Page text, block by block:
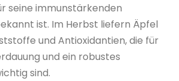
seine immunstärkenden
ist. Im Herbst liefern Äpfel
und Antioxidantien, die für
und ein robustes
sind.